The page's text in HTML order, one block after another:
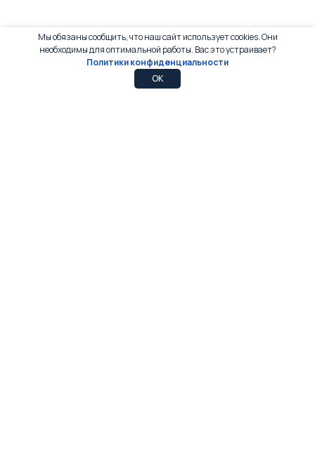
Мы обязаны сообщить, что наш сайт использует cookies. Они
необходимы для оптимальной работы. Вас это устраивает?
Политики конфиденциальности
OK